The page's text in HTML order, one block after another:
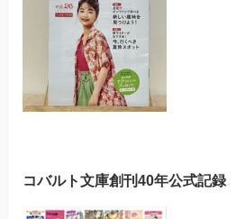
コバルト文庫創刊40年公式記録